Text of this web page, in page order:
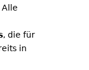
, die für
in